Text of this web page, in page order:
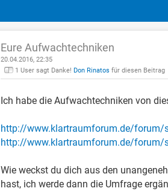
Eure Aufwachtechniken
20.04.2016, 22:35
1 User sagt Danke! Don Rinatos für diesen Beitrag
Ich habe die Aufwachtechniken von
http://www.klartraumforum.de/forum/
http://www.klartraumforum.de/forum/
Wie weckst du dich aus den
hast, ich werde dann die Umfrage